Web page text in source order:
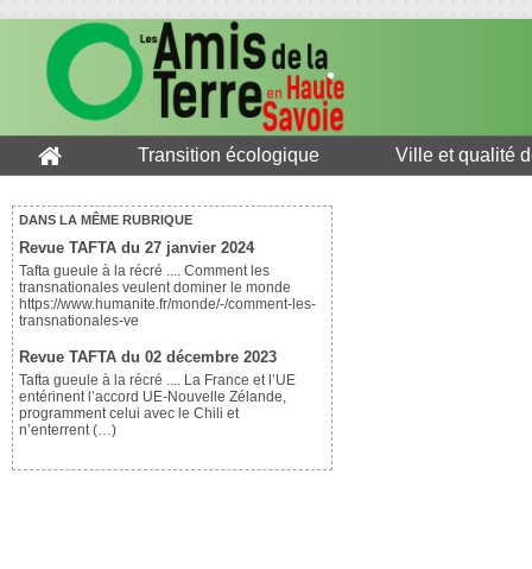
Transition écologique Ville et qualité
DANS LA MÊME RUBRIQUE
Revue TAFTA du 27 janvier 2024
Tafta gueule à la récré .... Comment les
transnationales veulent dominer le monde
https://www.humanite.fr/monde/-/comment-les-
transnationales-ve
Revue TAFTA du 02 décembre 2023
Tafta gueule à la récré .... La France et l’UE
entérinent l’accord UE-Nouvelle Zélande,
programment celui avec le Chili et
n’enterrent (…)